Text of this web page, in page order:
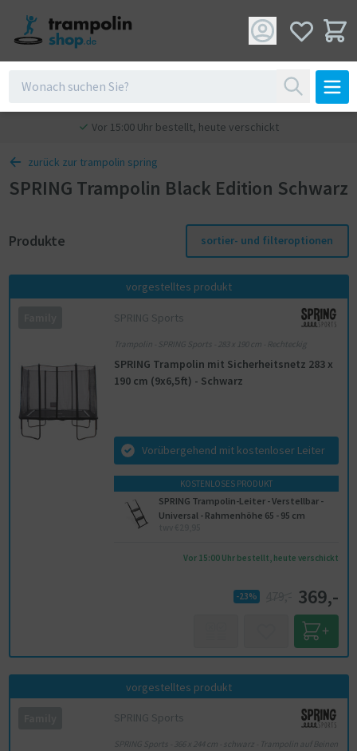
Vor 15:00 Uhr bestellt, heute verschickt
zurück zur trampolin spring
SPRING Trampolin Black Edition Schwarz
Produkte sortier- und filteroptionen
vorgestelltes produkt
SPRING Sports
Trampolin - SPRING Sports - 283 x 190 cm - Rechteckig
SPRING Trampolin mit Sicherheitsnetz 283 x
190 cm (9x6,5ft) - Schwarz
Vorübergehend mit kostenloser Leiter
KOSTENLOSES PRODUKT
SPRING Trampolin-Leiter - Verstellbar -
Universal - Rahmenhöhe 65 - 95 cm
Vor 15:00 Uhr bestellt, heute verschickt
-23% 369,-
vorgestelltes produkt
SPRING Sports
SPRING Sports - 366 x 244 cm - schwarz - Trampolin auf Beinen